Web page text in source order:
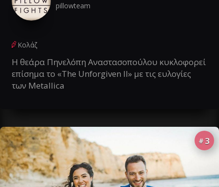
pillowteam
Κολάζ
Η θεάρα Πηνελόπη Αναστασοπούλου κυκλοφορεί
επίσημα το «The Unforgiven II» με τις ευλογίες
των Metallica
# 3